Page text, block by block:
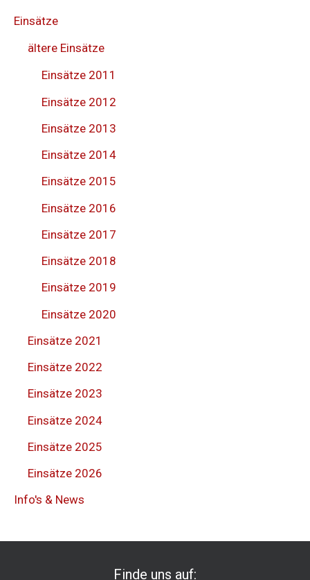
Einsätze
ältere Einsätze
Einsätze 2011
Einsätze 2012
Einsätze 2013
Einsätze 2014
Einsätze 2015
Einsätze 2016
Einsätze 2017
Einsätze 2018
Einsätze 2019
Einsätze 2020
Einsätze 2021
Einsätze 2022
Einsätze 2023
Einsätze 2024
Einsätze 2025
Einsätze 2026
Info's & News
Finde uns auf: